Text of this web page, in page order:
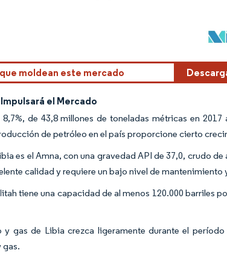
4.0.
moldean este mercado
el Mercado
de 43,8 millones de toneladas métricas en 2017
de petróleo en el país proporcione cierto
es el Amna, con una gravedad API de 37,0, crudo
calidad y requiere un bajo nivel de
tiene una capacidad de al menos 120.000 barriles
gas de Libia crezca ligeramente durante el
gas.